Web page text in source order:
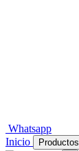
Whatsapp
Inicio
Productos